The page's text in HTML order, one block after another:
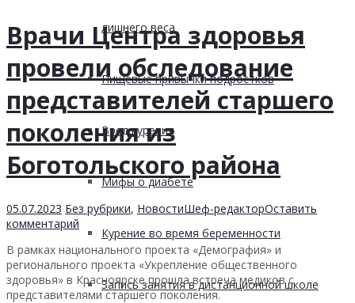
лишнего веса
Пищевые привычки подростков
Вред курения
Мифы о диабете
Курение во время беременности
Запись занятия в дистанционной школе
Врачи Центра здоровья
провели обследование
представителей старшего
поколения из
Боготольского района
05.07.2023 Без рубрики, НовостиШеф-редакторОставить
комментарий
В рамках национального проекта «Демография» и
регионального проекта «Укрепление общественного
здоровья» в Красноярске прошла встреча медиков с
представителями старшего поколения.